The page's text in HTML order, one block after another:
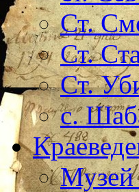
Ст.
Ст.
Ст.
с.
Музей